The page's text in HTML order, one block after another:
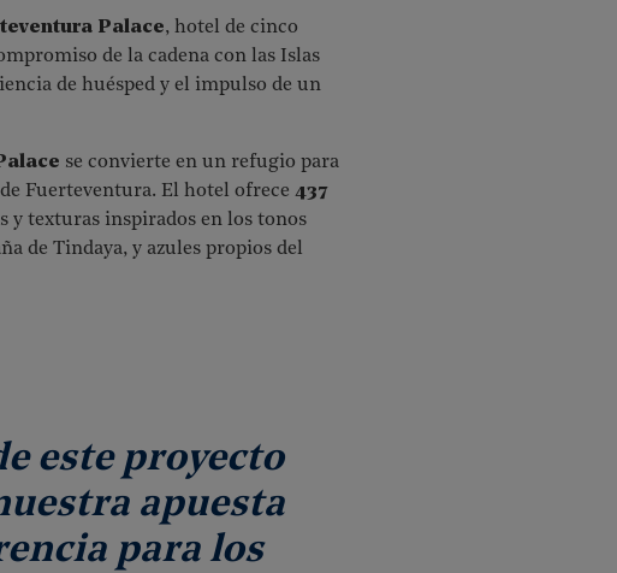
Palace, hotel de cinco
de la cadena con las Islas
de huésped y el impulso de un
se convierte en un refugio para
Fuerteventura. El hotel ofrece 437
y texturas inspirados en los tonos
de Tindaya, y azules propios del
este proyecto
apuesta
para los